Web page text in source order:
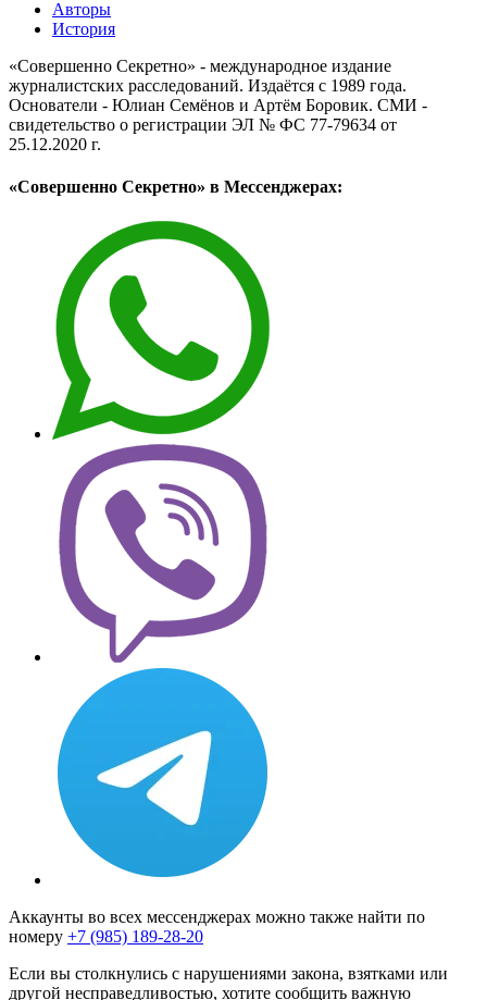
Авторы
История
«Совершенно Секретно» - международное издание
журналистских расследований. Издаётся с 1989 года.
Основатели - Юлиан Семёнов и Артём Боровик. CМИ -
свидетельство о регистрации ЭЛ № ФС 77-79634 от
25.12.2020 г.
«Совершенно Секретно» в Мессенджерах:
Аккаунты во всех мессенджерах можно также найти по
номеру +7 (985) 189-28-20
Если вы столкнулись с нарушениями закона, взятками или
другой несправедливостью, хотите сообщить важную